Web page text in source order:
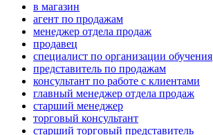
в магазин
агент по продажам
менеджер отдела продаж
продавец
специалист по организации обучения
представитель по продажам
консультант по работе с клиентами
главный менеджер отдела продаж
старший менеджер
торговый консультант
старший торговый представитель